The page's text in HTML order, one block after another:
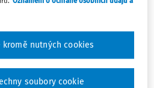
a na středních školách, se
přírodovědných předmětů,
nebo výchov. Na některých
programu.
nutných cookies
soubory cookie